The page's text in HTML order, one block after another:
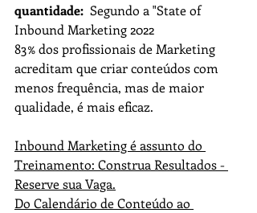
quantidade:
  Segundo a "State of
Inbound Marketing 2022
83% dos profissionais de Marketing
acreditam que criar conteúdos com
menos frequência, mas de maior
qualidade, é mais eficaz.
Inbound Marketing é assunto do
Treinamento: Construa Resultados -
Reserve sua Vaga.
Do Calendário de Conteúdo ao